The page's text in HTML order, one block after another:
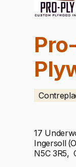
17
Ingersoll (
N5C 3R5,